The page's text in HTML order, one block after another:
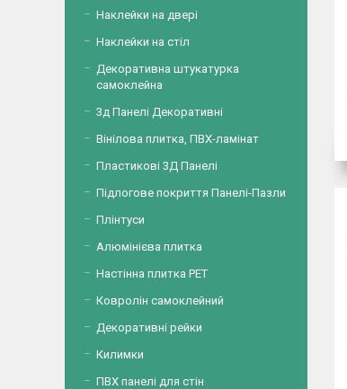
Наклейки на двері
Наклейки на стіл
Декоративна штукатурка
самоклейна
3д Панелі Декоративні
Вінілова плитка, ПВХ-ламінат
Пластикові 3Д Панелі
Підлогове покриття Панелі-Пазли
Плінтуси
Алюмінієва плитка
Настінна плитка PET
Ковролін самоклейний
Декоративні рейки
Килимки
ПВХ панелі для стін